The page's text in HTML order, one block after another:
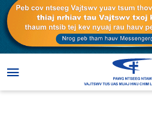
Koj Puas Yog Ib Tug Neeg Uas Tau